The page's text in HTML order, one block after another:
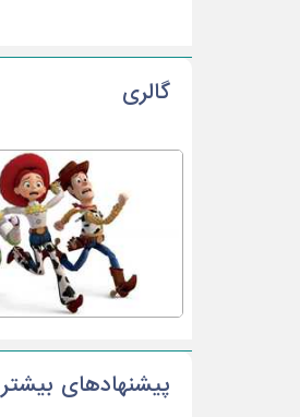
گالری
پیشنهادهای بیشتر